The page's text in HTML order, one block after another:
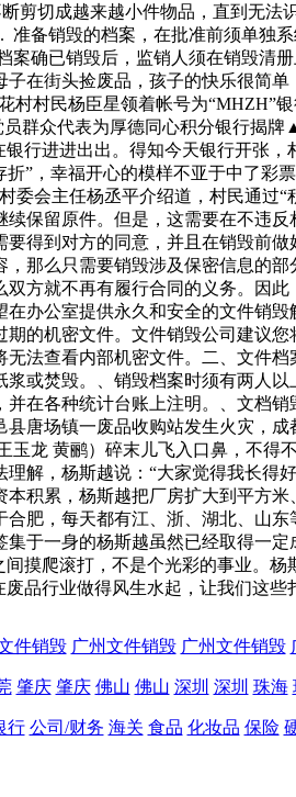
剪切成越来越小件物品，直到无
备销毁的档案，在批准前须单独
确已销毁后，监销人须在销毁清
在街头捡废品，孩子的快乐很简
村民杨臣星领着帐号为“MHZH”
群众代表为厚德同心积分银行揭
行进进出出。得知今天银行开张
”，幸福开心的模样不亚于中了
委会主任杨丞平介绍道，村民通
保留原件。但是，这需要在不违
得到对方的同意，并且在销毁前
那么只需要销毁涉及保密信息的
方就不再有履行合同的义务。因
办公室提供永久和安全的文件销
的机密文件。文件销毁公司建议
法查看内部机密文件。二、文件
或焚毁。、销毁档案时须有两人
在各种统计台账上注明。、文档
唐场镇一废品收购站发生火灾，
龙 黄鹂）碎末儿飞入口鼻，不
解，杨斯越说：“大家觉得我长得
积累，杨斯越把厂房扩大到平方
肥，每天都有江、浙、湖北、山
于一身的杨斯越虽然已经取得一
摸爬滚打，不是个光彩的事业。
品行业做得风生水起，让我们这些
件销毁 广州文件销毁 广州文件销毁
肇庆 肇庆 佛山 佛山 深圳 深圳 珠海
行 公司/财务 海关 食品 化妆品 保险